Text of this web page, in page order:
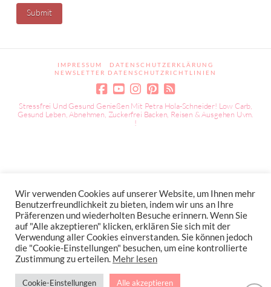
IMPRESSUM
DATENSCHUTZERKLÄRUNG
NEWSLETTER DATENSCHUTZRICHTLINIEN
Stressfrei Und Gesund Genießen Mit Petra Hola-Schneider! Low Carb,
Gesund Leben, Abnehmen, Zuckerfrei Backen, Reisen & Ausgehen Uvm.
!
Wir verwenden Cookies auf unserer Website, um Ihnen mehr
Benutzerfreundlichkeit zu bieten, indem wir uns an Ihre
Präferenzen und wiederholten Besuche erinnern. Wenn Sie
auf "Alle akzeptieren" klicken, erklären Sie sich mit der
Verwendung aller Cookies einverstanden. Sie können jedoch
die "Cookie-Einstellungen" besuchen, um eine kontrollierte
Zustimmung zu erteilen. Mehr lesen
Cookie-Einstellungen Alle akzeptieren